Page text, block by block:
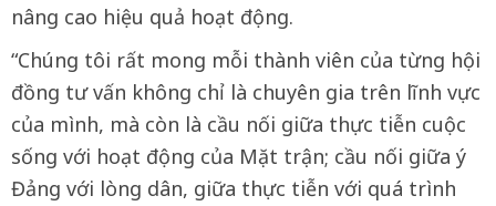
nâng cao hiệu quả hoạt động.
“Chúng tôi rất mong mỗi thành viên của từng hội
đồng tư vấn không chỉ là chuyên gia trên lĩnh vực
của mình, mà còn là cầu nối giữa thực tiễn cuộc
sống với hoạt động của Mặt trận; cầu nối giữa ý
Đảng với lòng dân, giữa thực tiễn với quá trình